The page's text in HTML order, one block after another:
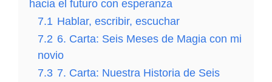
hacia el futuro con esperanza
7.1 Hablar, escribir, escuchar
7.2 6. Carta: Seis Meses de Magia con mi
novio
7.3 7. Carta: Nuestra Historia de Seis